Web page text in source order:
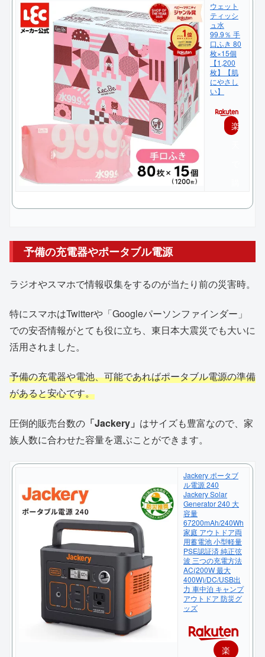
ウェット
ティッシ
ュ水
99.9％ 手
口ふき 80
枚×15個
【1,200
枚】【肌
にやさし
い】
楽
予備の充電器やポータブル電源
ラジオやスマホで情報収集をするのが当たり前の災害時。
特にスマホはTwitterや「Googleパーソンファインダー」
での安否情報がとても役に立ち、東日本大震災でも大いに
活用されました。
予備の充電器や電池、可能であればポータブル電源の準備
があると安心です。
圧倒的販売台数の 「Jackery」 はサイズも豊富なので、家
族人数に合わせた容量を選ぶことができます。
Jackery ポータブ
ル電源 240
Jackery Solar
Generator 240 大
容量
67200mAh/240Wh
家庭 アウトドア両
用蓄電池 小型軽量
PSE認証済 純正弦
波 三つの充電方法
AC(200W 最大
400W)/DC/USB出
力 車中泊 キャンプ
アウトドア 防災グ
ッズ
楽